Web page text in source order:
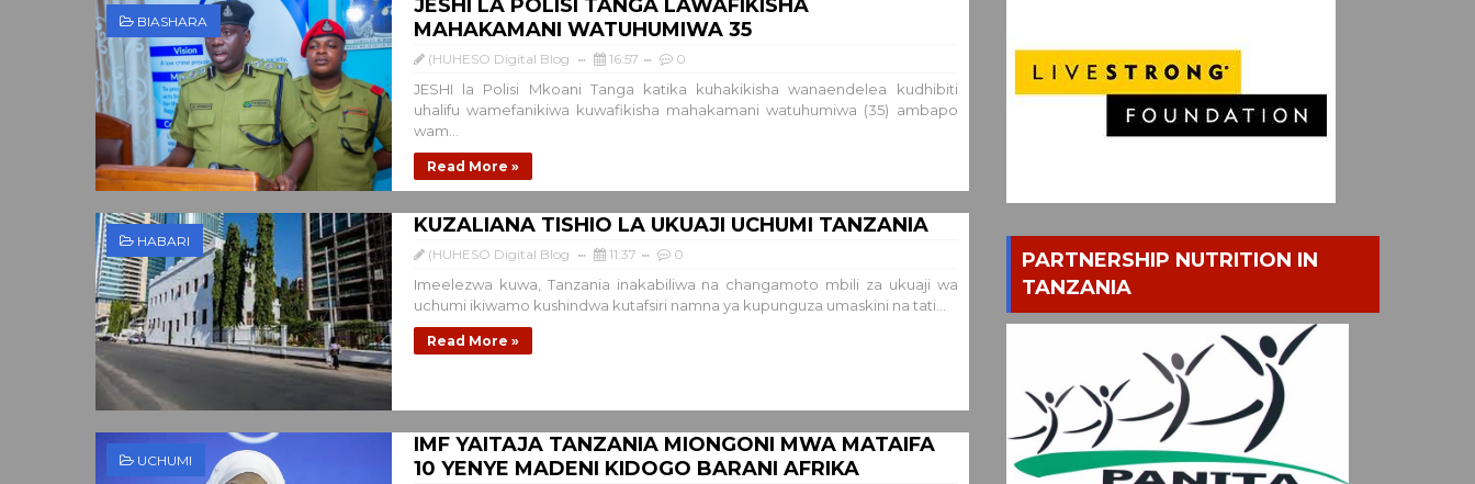
BIASHARA
JESHI LA POLISI TANGA LAWAFIKISHA
MAHAKAMANI WATUHUMIWA 35
(HUHESO Digital Blog 16:57 0
JESHI la Polisi Mkoani Tanga katika kuhakikisha wanaendelea kudhibiti
uhalifu wamefanikiwa kuwafikisha mahakamani watuhumiwa (35) ambapo
wam...
Read More »
HABARI
KUZALIANA TISHIO LA UKUAJI UCHUMI TANZANIA
(HUHESO Digital Blog 11:37 0
Imeelezwa kuwa, Tanzania inakabiliwa na changamoto mbili za ukuaji wa
uchumi ikiwamo kushindwa kutafsiri namna ya kupunguza umaskini na tati...
Read More »
UCHUMI
IMF YAITAJA TANZANIA MIONGONI MWA MATAIFA
10 YENYE MADENI KIDOGO BARANI AFRIKA
PARTNERSHIP NUTRITION IN
TANZANIA